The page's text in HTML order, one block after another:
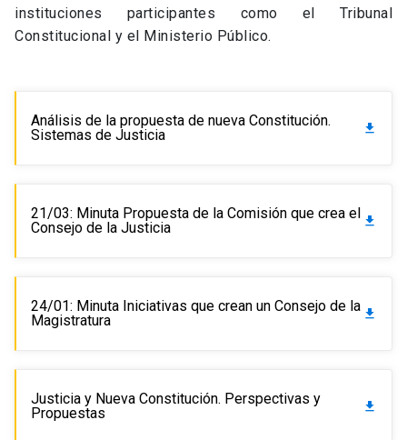
instituciones participantes como el Tribunal
Constitucional y el Ministerio Público.
Análisis de la propuesta de nueva Constitución.
Sistemas de Justicia
get_app
21/03: Minuta Propuesta de la Comisión que crea el
Consejo de la Justicia
get_app
24/01: Minuta Iniciativas que crean un Consejo de la
Magistratura
get_app
Justicia y Nueva Constitución. Perspectivas y
Propuestas
get_app